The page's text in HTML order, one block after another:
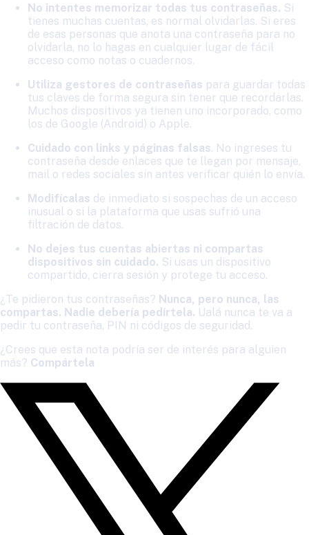
No intentes memorizar todas tus contraseñas. Si
tienes muchas cuentas, es normal olvidarlas. Si eres
de esas personas que anota una contraseña para no
olvidarla, no lo hagas en cualquier lugar de fácil
acceso como notas o cuadernos.
Utiliza gestores de contraseñas para guardar todas
tus claves de forma segura sin tener que recordarlas.
Muchos dispositivos ya tienen uno incorporado, como
los de Google (Android) o Apple.
Cuidado con links y páginas falsas. No ingreses tu
contraseña desde enlaces que te llegan por mensaje,
mail o redes sociales sin antes verificar quién lo envía.
Modifícalas de inmediato si sospechas de un acceso
inusual o si la plataforma que usas sufrió una
filtración de datos.
No dejes tus cuentas abiertas ni compartas
dispositivos sin cuidado. Si usas un dispositivo
compartido, cierra sesión y protege tu acceso.
¿Te pidieron tus contraseñas? Nunca, pero nunca, las
compartas. Nadie debería pedírtela. Ualá nunca te va a
pedir tu contraseña, PIN ni códigos de seguridad.
¿Crees que esta nota podría ser de interés para alguien
más? Compártela